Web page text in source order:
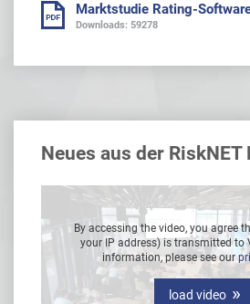
Marktstudie Rating-
Downloads: 59278
Neues aus der
By accessing the video, you agree
your IP address) is transmitted to
information, please see our
load video